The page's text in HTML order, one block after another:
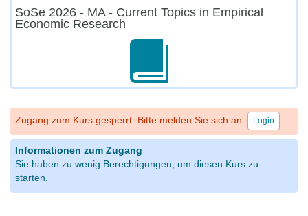
SoSe 2026 - MA - Current Topics in Empirical
Economic Research
Zugang zum Kurs gesperrt. Bitte melden Sie sich an. Login
Informationen zum Zugang
Sie haben zu wenig Berechtigungen, um diesen Kurs zu
starten.